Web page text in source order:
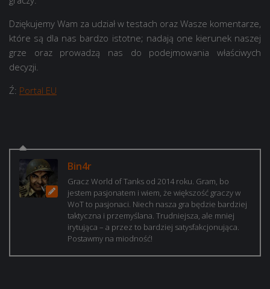
Dziękujemy Wam za udział w testach oraz Wasze komentarze,
które są dla nas bardzo istotne; nadają one kierunek naszej
grze oraz prowadzą nas do podejmowania właściwych
decyzji.
Ź: Portal EU
Bin4r
Gracz World of Tanks od 2014 roku. Gram, bo
jestem pasjonatem i wiem, że większość graczy w
WoT to pasjonaci. Niech nasza gra będzie bardziej
taktyczna i przemyślana. Trudniejsza, ale mniej
irytująca – a przez to bardziej satysfakcjonująca.
Postawmy na miodność!